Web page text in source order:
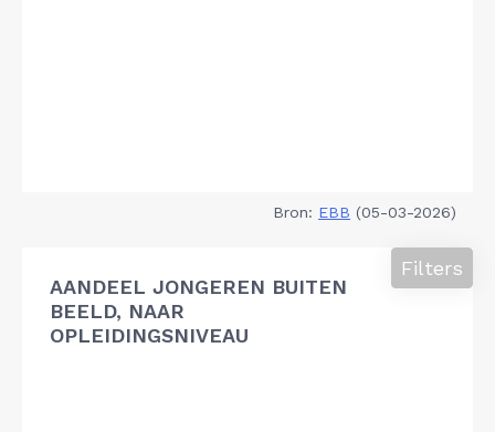
Bron: EBB (05-03-2026)
AANDEEL JONGEREN BUITEN
BEELD, NAAR
OPLEIDINGSNIVEAU
Filters